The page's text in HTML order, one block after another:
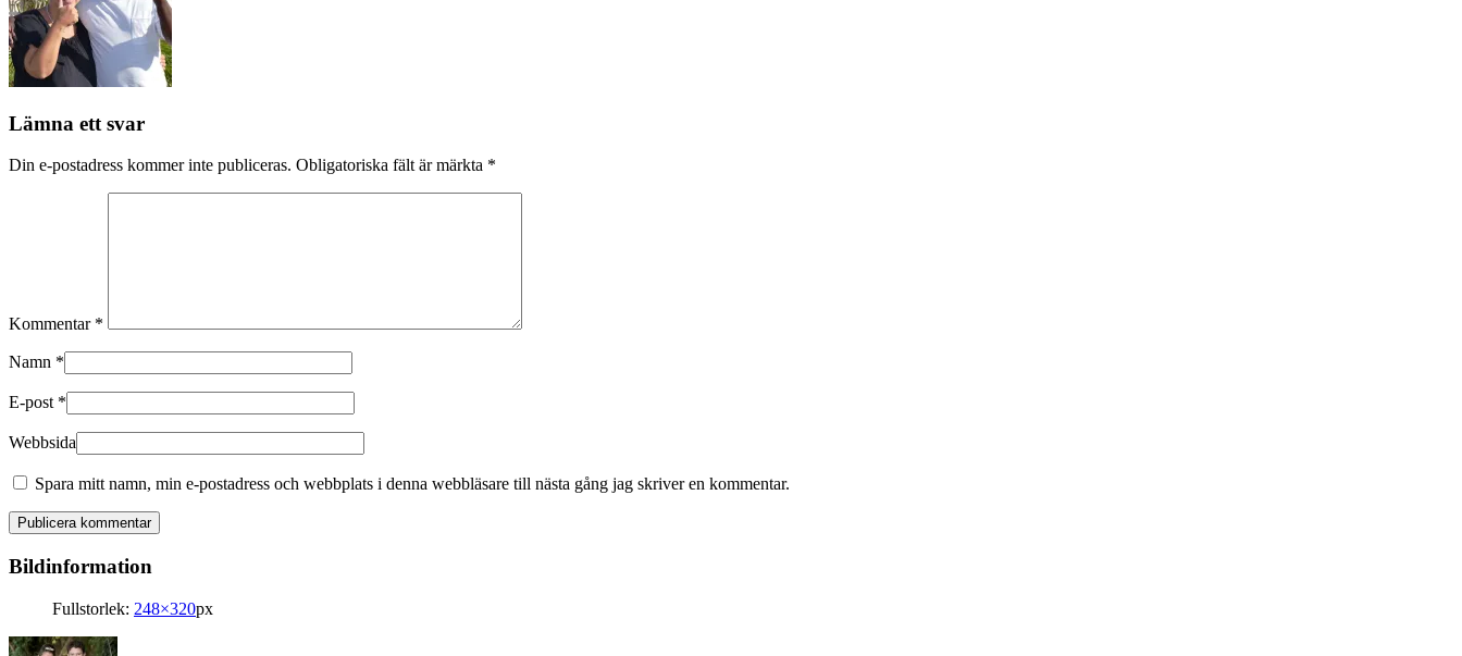
Lämna ett svar
Din e-postadress kommer inte publiceras. Obligatoriska fält är märkta *
Kommentar *
Namn *
E-post *
Webbsida
Spara mitt namn, min e-postadress och webbplats i denna webbläsare till nästa gång jag skriver en kommentar.
Bildinformation
Fullstorlek: 248×320px